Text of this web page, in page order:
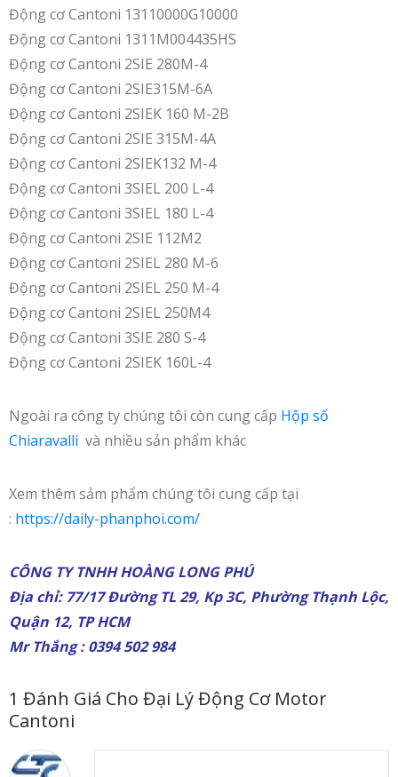
Động cơ Cantoni 13110000G10000
Động cơ Cantoni 1311M004435HS
Động cơ Cantoni 2SIE 280M-4
Động cơ Cantoni 2SIE315M-6A
Động cơ Cantoni 2SIEK 160 M-2B
Động cơ Cantoni 2SIE 315M-4A
Động cơ Cantoni 2SIEK132 M-4
Động cơ Cantoni 3SIEL 200 L-4
Động cơ Cantoni 3SIEL 180 L-4
Động cơ Cantoni 2SIE 112M2
Động cơ Cantoni 2SIEL 280 M-6
Động cơ Cantoni 2SIEL 250 M-4
Động cơ Cantoni 2SIEL 250M4
Động cơ Cantoni 3SIE 280 S-4
Động cơ Cantoni 2SIEK 160L-4
Ngoài ra công ty chúng tôi còn cung cấp Hộp số
Chiaravalli và nhiều sản phẩm khác
Xem thêm sảm phẩm chúng tôi cung cấp tại
: https://daily-phanphoi.com/
CÔNG TY TNHH HOÀNG LONG PHÚ
Địa chỉ: 77/17 Đường TL 29, Kp 3C, Phường Thạnh Lộc,
Quận 12, TP HCM
Mr Thắng : 0394 502 984
1 Đánh Giá Cho Đại Lý Động Cơ Motor
Cantoni